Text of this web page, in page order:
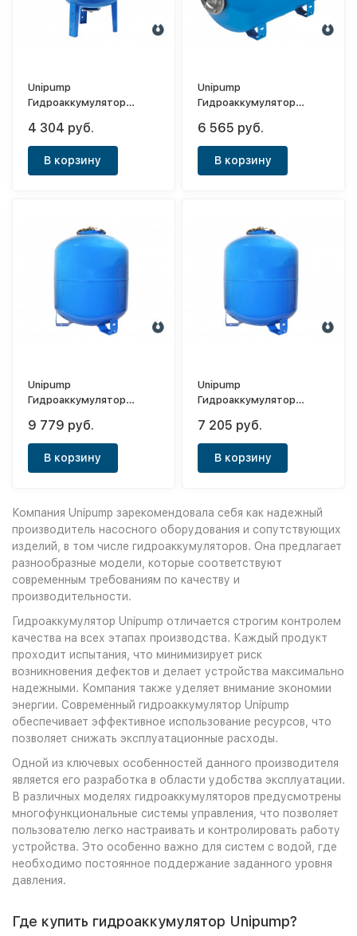
Unipump
Гидроаккумулятор
(мембрана EPDM)
4 304 руб.
В корзину
Unipump
Гидроаккумулятор
(мембрана EPDM)
6 565 руб.
В корзину
Unipump
Гидроаккумулятор
(мембрана EPDM и
фланцем.нерж.)
9 779 руб.
В корзину
Unipump
Гидроаккумулятор
(мембрана EPDM и
фланцем.нерж.)
7 205 руб.
В корзину
Компания Unipump зарекомендовала себя как надежный
производитель насосного оборудования и сопутствующих
изделий, в том числе гидроаккумуляторов. Она предлагает
разнообразные модели, которые соответствуют
современным требованиям по качеству и
производительности.
Гидроаккумулятор Unipump отличается строгим контролем
качества на всех этапах производства. Каждый продукт
проходит испытания, что минимизирует риск
возникновения дефектов и делает устройства максимально
надежными. Компания также уделяет внимание экономии
энергии. Современный гидроаккумулятор Unipump
обеспечивает эффективное использование ресурсов, что
позволяет снижать эксплуатационные расходы.
Одной из ключевых особенностей данного производителя
является его разработка в области удобства эксплуатации.
В различных моделях гидроаккумуляторов предусмотрены
многофункциональные системы управления, что позволяет
пользователю легко настраивать и контролировать работу
устройства. Это особенно важно для систем с водой, где
необходимо постоянное поддержание заданного уровня
давления.
Где купить гидроаккумулятор Unipump?